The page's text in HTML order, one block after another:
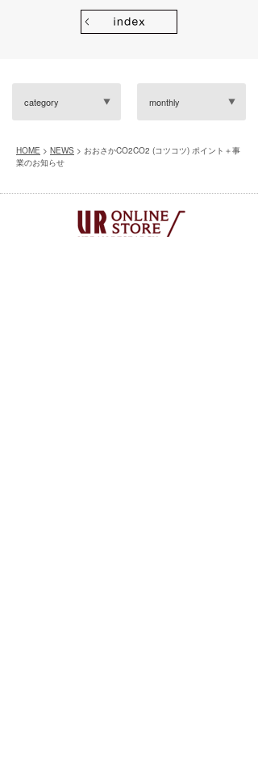
category monthly
HOME > NEWS > おおさかCO2CO2 (コツコツ) ポイント＋事
業のお知らせ